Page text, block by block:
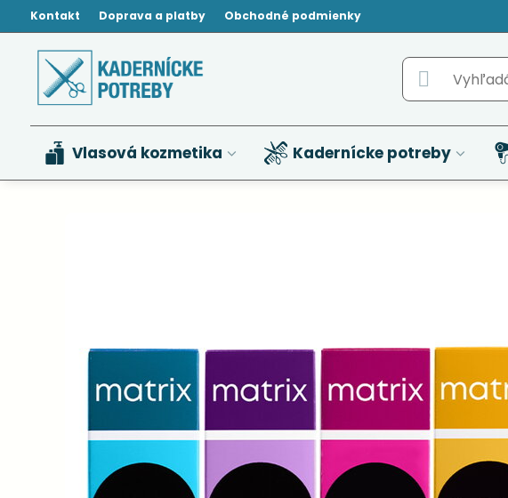
Kontakt Doprava a platby Obchodné podmienky
Vlasová kozmetika Kadernícke potreby